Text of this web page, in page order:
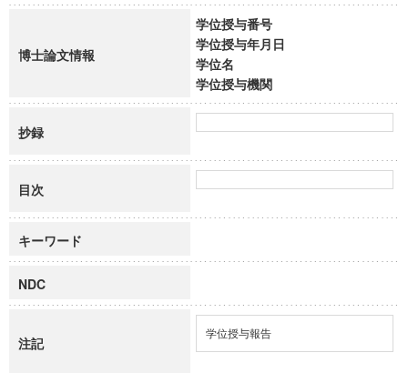
博士論文情報
学位授与番号
学位授与年月日
学位名
学位授与機関
抄録
目次
キーワード
NDC
注記
学位授与報告